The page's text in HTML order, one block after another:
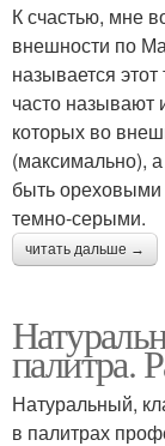
К счастью, мне
внешности по
называется
часто
которых во
(максимально),
быть
темно-серыми.
читать дальше →
палитра.
Натуральный,
в палитрах